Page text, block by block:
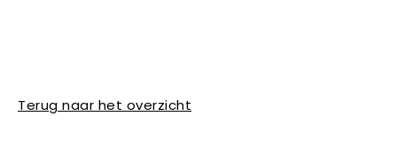
Terug naar het overzicht